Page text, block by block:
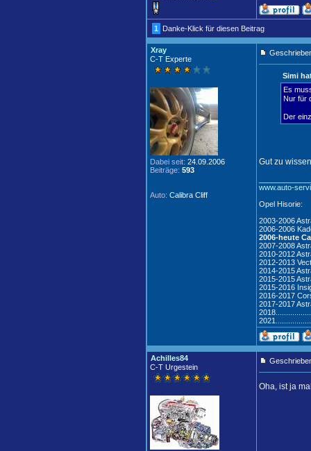
1 Danke-Klick für diesen Beitrag
Xray
C-T Experte
Dabei seit: 24.09.2006
Beiträge: 593
Auto: Calibra Cliff
Simi
Es
Nur für
Der
Gut zu
www.auto-
Opel Hisorie:
2003-2006
2006-2006
2006-heute
2007-2008
2010-2012
2012-2013
2014-2015
2015-2015
2015-2016
2016-2017
2017-2017
Achilles84
C-T Urgestein
Oha, ist ja